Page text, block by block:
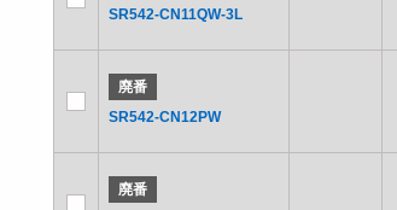
SR542-CN11QW-3L
廃番
SR542-CN12PW
廃番